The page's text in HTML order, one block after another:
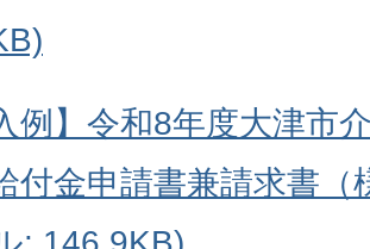
例】令和8年度大津市
付金申請書兼請求書（